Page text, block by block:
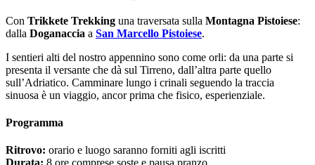
Con Trikkete Trekking una traversata sulla Montagna Pistoiese:
dalla Doganaccia a San Marcello Pistoiese.
I sentieri alti del nostro appennino sono come orli: da una parte si
presenta il versante che dà sul Tirreno, dall’altra parte quello
sull’Adriatico. Camminare lungo i crinali seguendo la traccia
sinuosa è un viaggio, ancor prima che fisico, esperienziale.
Programma
Ritrovo: orario e luogo saranno forniti agli iscritti